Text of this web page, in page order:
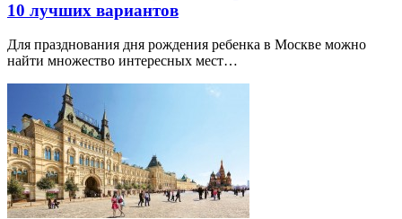
10 лучших вариантов
Для празднования дня рождения ребенка в Москве можно
найти множество интересных мест…